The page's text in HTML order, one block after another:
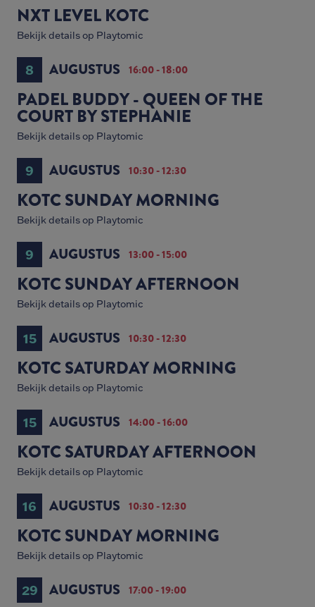
NXT LEVEL KOTC
Bekijk details op Playtomic
8 AUGUSTUS 16:00 - 18:00
PADEL BUDDY - QUEEN OF THE
COURT BY STEPHANIE
Bekijk details op Playtomic
9 AUGUSTUS 10:30 - 12:30
KOTC SUNDAY MORNING
Bekijk details op Playtomic
9 AUGUSTUS 13:00 - 15:00
KOTC SUNDAY AFTERNOON
Bekijk details op Playtomic
15 AUGUSTUS 10:30 - 12:30
KOTC SATURDAY MORNING
Bekijk details op Playtomic
15 AUGUSTUS 14:00 - 16:00
KOTC SATURDAY AFTERNOON
Bekijk details op Playtomic
16 AUGUSTUS 10:30 - 12:30
KOTC SUNDAY MORNING
Bekijk details op Playtomic
29 AUGUSTUS 17:00 - 19:00